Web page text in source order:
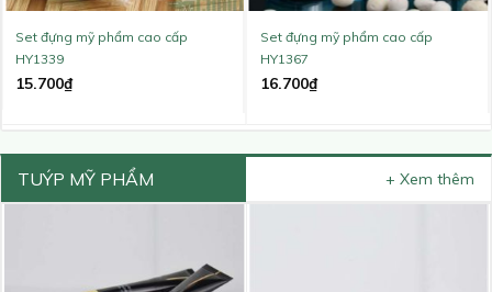
Set đựng mỹ phẩm cao cấp
HY1339
15.700₫
Set đựng mỹ phẩm cao cấp
HY1367
16.700₫
TUÝP MỸ PHẨM + Xem thêm